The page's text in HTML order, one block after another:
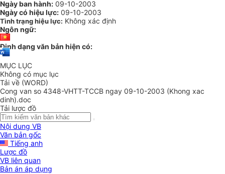
Ngày ban hành: 09-10-2003
Ngày có hiệu lực: 09-10-2003
Tình trạng hiệu lực: Không xác định
Ngôn ngữ:
Định dạng văn bản hiện có:
MỤC LỤC
Không có mục lục
Tải về (WORD)
Cong van so 4348-VHTT-TCCB ngay 09-10-2003 (Khong xac
dinh).doc
Tải lược đồ
Nội dung VB
Văn bản gốc
Tiếng anh
Lược đồ
VB liên quan
Bản án áp dụng